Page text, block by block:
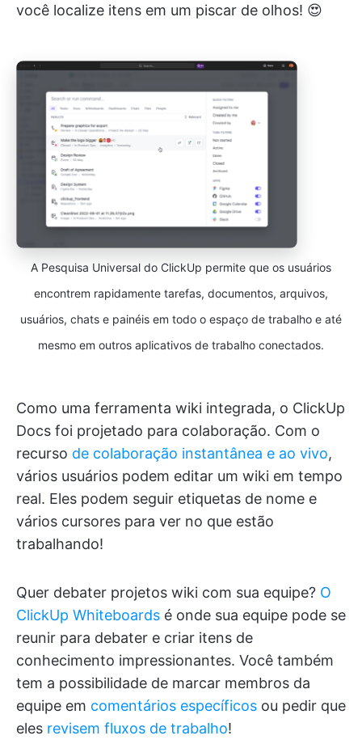
você localize itens em um piscar de olhos! 😍
A Pesquisa Universal do ClickUp permite que os usuários
encontrem rapidamente tarefas, documentos, arquivos,
usuários, chats e painéis em todo o espaço de trabalho e até
mesmo em outros aplicativos de trabalho conectados.
Como uma ferramenta wiki integrada, o ClickUp
Docs foi projetado para colaboração. Com o
recurso de colaboração instantânea e ao vivo,
vários usuários podem editar um wiki em tempo
real. Eles podem seguir etiquetas de nome e
vários cursores para ver no que estão
trabalhando!
Quer debater projetos wiki com sua equipe? O
ClickUp Whiteboards é onde sua equipe pode se
reunir para debater e criar itens de
conhecimento impressionantes. Você também
tem a possibilidade de marcar membros da
equipe em comentários específicos ou pedir que
eles revisem fluxos de trabalho!